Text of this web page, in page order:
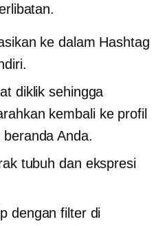
ke dalam Hashtag
diklik sehingga
kembali ke profil
Anda.
tubuh dan ekspresi
dengan filter di